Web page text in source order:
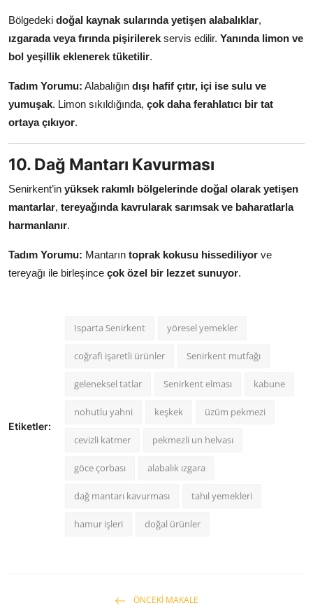
Bölgedeki doğal kaynak sularında yetişen alabalıklar,
ızgarada veya fırında pişirilerek servis edilir. Yanında limon ve
bol yeşillik eklenerek tüketilir.
Tadım Yorumu: Alabalığın dışı hafif çıtır, içi ise sulu ve
yumuşak. Limon sıkıldığında, çok daha ferahlatıcı bir tat
ortaya çıkıyor.
10. Dağ Mantarı Kavurması
Senirkent’in yüksek rakımlı bölgelerinde doğal olarak yetişen
mantarlar, tereyağında kavrularak sarımsak ve baharatlarla
harmanlanır.
Tadım Yorumu: Mantarın toprak kokusu hissediliyor ve
tereyağı ile birleşince çok özel bir lezzet sunuyor.
Etiketler:
Isparta Senirkent yöresel yemekler
coğrafi işaretli ürünler Senirkent mutfağı
geleneksel tatlar Senirkent elması kabune
nohutlu yahni keşkek üzüm pekmezi
cevizli katmer pekmezli un helvası
göce çorbası alabalık ızgara
dağ mantarı kavurması tahıl yemekleri
hamur işleri doğal ürünler
ÖNCEKI MAKALE